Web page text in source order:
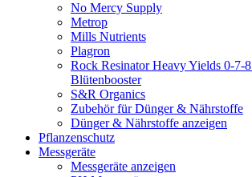
No Mercy Supply
Metrop
Mills Nutrients
Plagron
Rock Resinator Heavy Yields 0-7-
Blütenbooster
S&R Organics
Zubehör für Dünger & Nährstoffe
Dünger & Nährstoffe anzeigen
Pflanzenschutz
Messgeräte
Messgeräte anzeigen